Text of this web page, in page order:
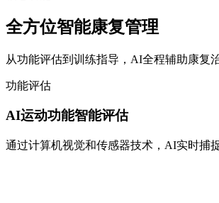
全方位智能康复管理
从功能评估到训练指导，AI全程辅助康复
功能评估
AI运动功能智能评估
通过计算机视觉和传感器技术，AI实时捕